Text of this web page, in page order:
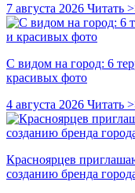
7 августа 2026 Читать
С видом на город: 6
красивых фото
4 августа 2026 Читать
Красноярцев
созданию бренда